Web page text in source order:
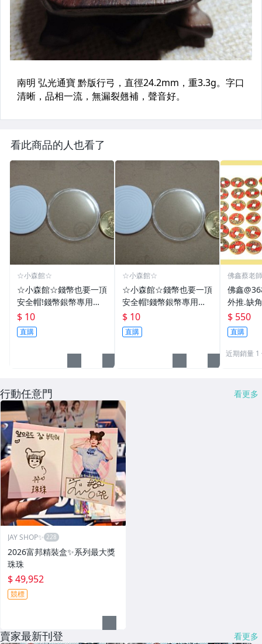
看此商品的人也看了
☆小森館☆
☆小森館☆錢幣也要一頂
安全帽!錢幣銀幣專用透
明壓克力盒收納保護盒.1
枚10元~55
$ 10
直購
☆小森館☆
☆小森館☆錢幣也要一頂
安全帽!錢幣銀幣專用透
明壓克力盒收納保護盒.1
枚10元~11
$ 10
直購
佛鑫蔡老
佛鑫
外推.缺
雙碩士
加持/附
$ 550
直購
近期銷量 1
行動任意門 看更多
JAY SHOP✨
2026富邦精裝盒✨系列最大獎
珠珠
$ 49,952
競標
賣家最新刊登 看更多